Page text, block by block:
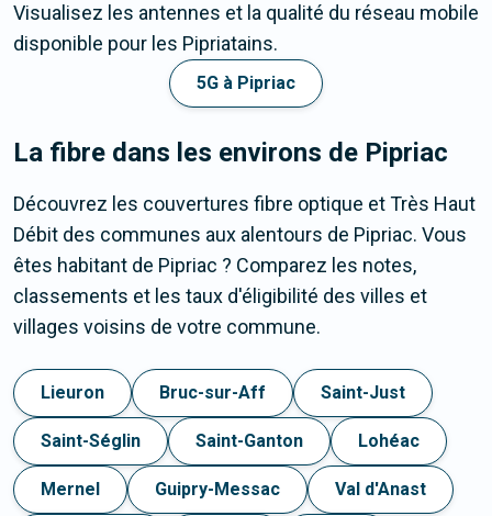
Visualisez les antennes et la qualité du réseau mobile
disponible pour les Pipriatains.
5G à Pipriac
La fibre dans les environs de Pipriac
Découvrez les couvertures fibre optique et Très Haut
Débit des communes aux alentours de Pipriac. Vous
êtes habitant de Pipriac ? Comparez les notes,
classements et les taux d'éligibilité des villes et
villages voisins de votre commune.
Lieuron Bruc-sur-Aff Saint-Just
Saint-Séglin Saint-Ganton Lohéac
Mernel Guipry-Messac Val d'Anast